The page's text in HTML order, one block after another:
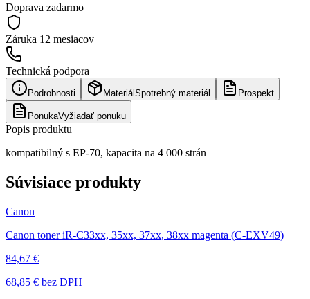
Doprava zadarmo
Záruka 12 mesiacov
Technická podpora
Podrobnosti Materiál Spotrebný materiál Prospekt
PonukaVyžiadať ponuku
Popis produktu
kompatibilný s EP-70, kapacita na 4 000 strán
Súvisiace produkty
Canon
Canon toner iR-C33xx, 35xx, 37xx, 38xx magenta (C-EXV49)
84,67 €
68,85 € bez DPH